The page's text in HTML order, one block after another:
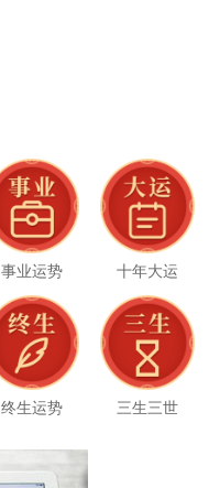
事业运势 十年大运
终生运势 三生三世